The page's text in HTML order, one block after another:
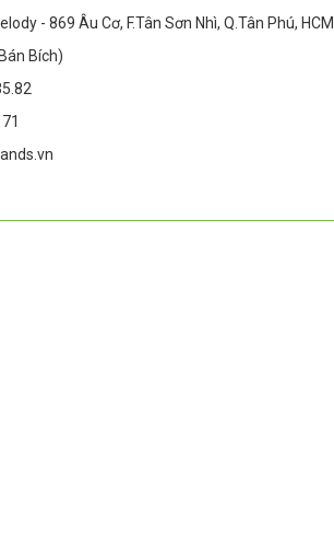
- 869 Âu Cơ, F.Tân Sơn Nhì, Q.Tân Phú, HCM
Bích)